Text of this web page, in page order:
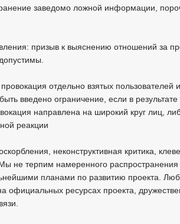
заведомо ложной информации,
призыв к выяснению отношений за
отдельно взятых пользователей
введено ограничение, если в результате
направлена на широкий круг лиц,
реакции
неконструктивная критика,
не терпим намеренного
планами по развитию проекта.
официальных ресурсах проекта,